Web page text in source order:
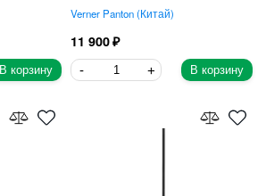
В корзину
Verner Panton Китай
11 900
В корзину